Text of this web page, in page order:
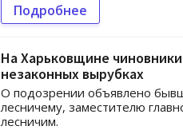
Подробнее
На Харьковщине
незаконных вырубках
О подозрении объявлено
лесничему, заместителю
лесничим.